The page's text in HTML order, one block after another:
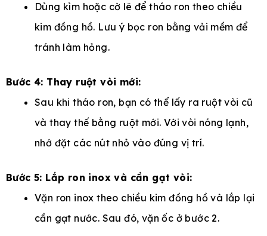
Dùng kìm hoặc cờ lê để tháo ron theo chiều
kim đồng hồ. Lưu ý bọc ron bằng vải mềm để
tránh làm hỏng.
Bước 4: Thay ruột vòi mới:
Sau khi tháo ron, bạn có thể lấy ra ruột vòi cũ
và thay thế bằng ruột mới. Với vòi nóng lạnh,
nhớ đặt các nút nhỏ vào đúng vị trí.
Bước 5: Lắp ron inox và cần gạt vòi:
Vặn ron inox theo chiều kim đồng hồ và lắp lại
cần gạt nước. Sau đó, vặn ốc ở bước 2.